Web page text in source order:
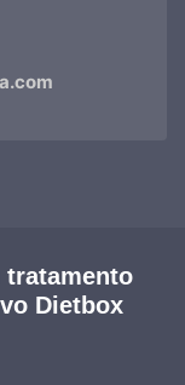
tratamento
Dietbox